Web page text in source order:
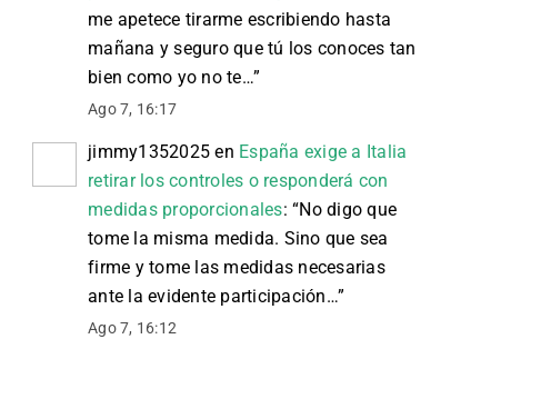
me apetece tirarme escribiendo hasta
mañana y seguro que tú los conoces tan
bien como yo no te…”
Ago 7, 16:17
jimmy1352025 en España exige a Italia
retirar los controles o responderá con
medidas proporcionales: “No digo que
tome la misma medida. Sino que sea
firme y tome las medidas necesarias
ante la evidente participación…”
Ago 7, 16:12